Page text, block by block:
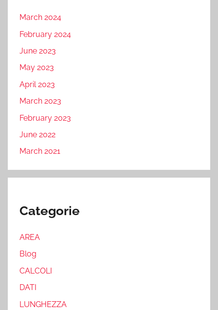
March 2024
February 2024
June 2023
May 2023
April 2023
March 2023
February 2023
June 2022
March 2021
Categorie
AREA
Blog
CALCOLI
DATI
LUNGHEZZA